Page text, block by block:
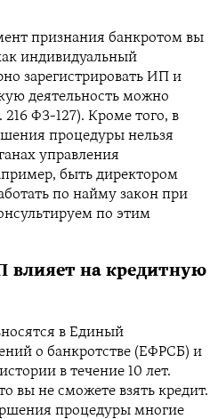
признания банкротом вы
индивидуальный
зарегистрировать ИП и
деятельность можно
216 ФЗ-127). Кроме того, в
процедуры нельзя
управления
быть директором
по найму закон при
по этим
влияет на кредитную
в Единый
о банкротстве (ЕФРСБ) и
в течение 10 лет.
вы не сможете взять кредит.
процедуры многие